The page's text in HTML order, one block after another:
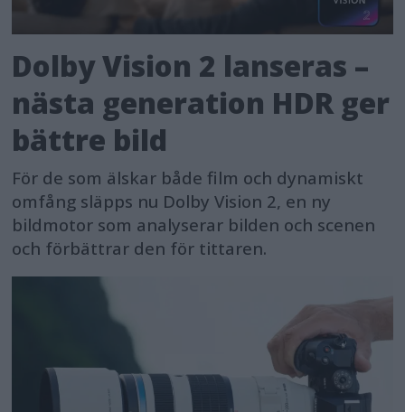
Dolby Vision 2 lanseras –
nästa generation HDR ger
bättre bild
För de som älskar både film och dynamiskt
omfång släpps nu Dolby Vision 2, en ny
bildmotor som analyserar bilden och scenen
och förbättrar den för tittaren.